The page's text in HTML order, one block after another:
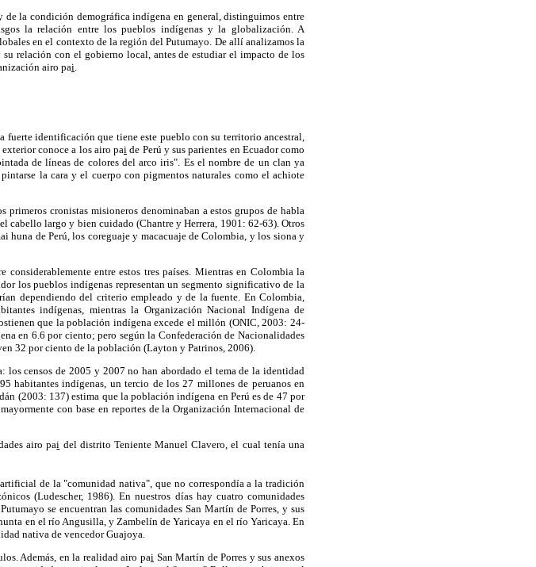
de la condición demográfica indígena en general, distinguimos entre
la relación entre los pueblos indígenas y la globalización. A
en el contexto de la región del Putumayo. De allí analizamos la
relación con el gobierno local, antes de estudiar el impacto de los
airo pai.
identificación que tiene este pueblo con su territorio ancestral,
conoce a los airo pai de Perú y sus parientes en Ecuador como
de líneas de colores del arco iris". Es el nombre de un clan ya
la cara y el cuerpo con pigmentos naturales como el achiote
cronistas misioneros denominaban a estos grupos de habla
cabello largo y bien cuidado (Chantre y Herrera, 1901: 62-63). Otros
huna de Perú, los coreguaje y macacuaje de Colombia, y los siona y
entre estos tres países. Mientras en Colombia la
los pueblos indígenas representan un segmento significativo de la
dependiendo del criterio empleado y de la fuente. En Colombia,
indígenas, mientras la Organización Nacional Indígena de
que la población indígena excede el millón (ONIC, 2003: 24-
en 6.6 por ciento; pero según la Confederación de Nacionalidades
32 por ciento de la población (Layton y Patrinos, 2006).
censos de 2005 y 2007 no han abordado el tema de la identidad
habitantes indígenas, un tercio de los 27 millones de peruanos en
(2003: 137) estima que la población indígena en Perú es de 47 por
con base en reportes de la Organización Internacional de
airo pai del distrito Teniente Manuel Clavero, el cual tenía una
de la "comunidad nativa", que no correspondía a la tradición
(Ludescher, 1986). En nuestros días hay cuatro comunidades
se encuentran las comunidades San Martín de Porres, y sus
en el río Angusilla, y Zambelín de Yaricaya en el río Yaricaya. En
nativa de vencedor Guajoya.
Además, en la realidad airo paiSan Martín de Porres y sus anexos